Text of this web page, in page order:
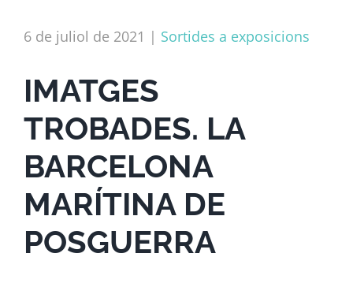
6 de juliol de 2021 | Sortides a exposicions
IMATGES
TROBADES. LA
BARCELONA
MARÍTINA DE
POSGUERRA